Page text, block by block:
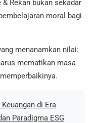
Rekan bukan sekadar
moral bagi
menanamkan nilai:
mematikan masa
di Era
Paradigma ESG